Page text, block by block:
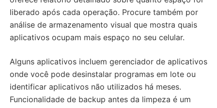
liberado após cada operação. Procure também por
análise de armazenamento visual que mostra quais
aplicativos ocupam mais espaço no seu celular.
Alguns aplicativos incluem gerenciador de aplicativos
onde você pode desinstalar programas em lote ou
identificar aplicativos não utilizados há meses.
Funcionalidade de backup antes da limpeza é um